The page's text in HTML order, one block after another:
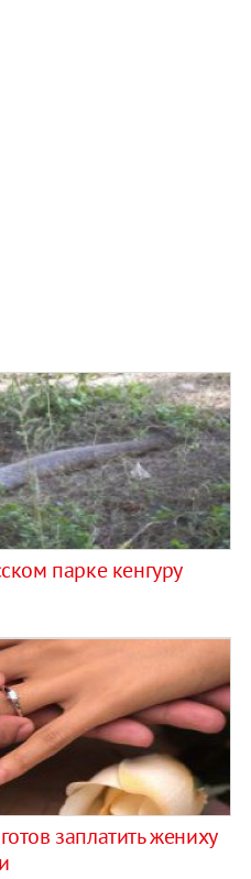
парке кенгуру
заплатить жениху